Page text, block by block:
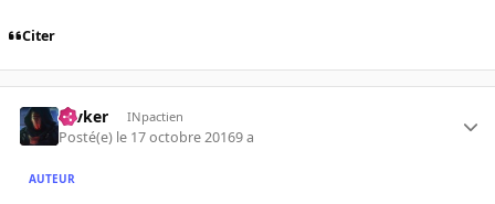
Citer
revker INpactien
Posté(e) le 17 octobre 20169 a
AUTEUR